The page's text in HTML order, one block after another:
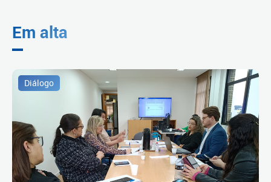
Em alta
Diálogo